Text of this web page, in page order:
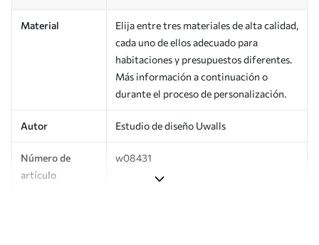
Material
Elija entre tres materiales de alta calidad,
cada uno de ellos adecuado para
habitaciones y presupuestos diferentes.
Más información a continuación o
durante el proceso de personalización.
Autor Estudio de diseño Uwalls
Número de
artículo
w08431